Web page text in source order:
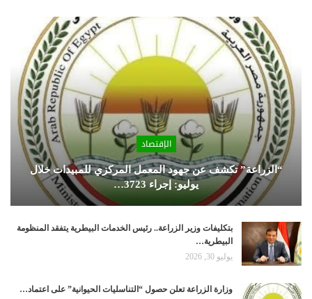
الإقتصاد
“الزراعة” تكشف عن جهود المعمل المركزي للمبيدات خلال
يوليو: إجراء 3723…
بتكليفات وزير الزراعة.. رئيس الخدمات البيطرية يتفقد المنظومة
البيطرية…
يوليو 30, 2026
وزارة الزراعة تعلن حصول “التناسليات الحيوانية” على اعتماد…